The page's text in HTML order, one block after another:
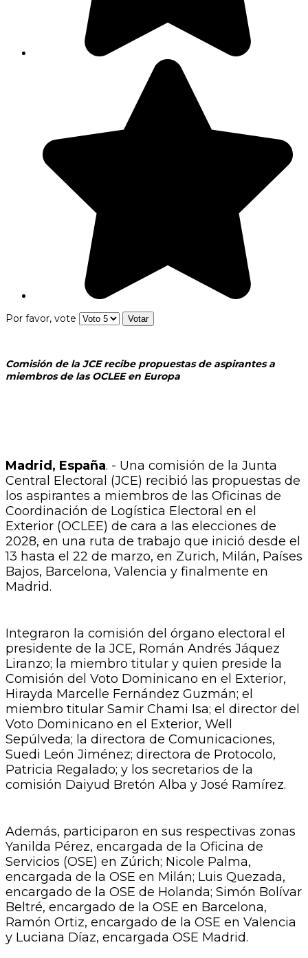
Por favor, vote
Comisión de la JCE recibe propuestas de aspirantes a
miembros de las OCLEE en Europa
Madrid, España. - Una comisión de la Junta
Central Electoral (JCE) recibió las propuestas de
los aspirantes a miembros de las Oficinas de
Coordinación de Logística Electoral en el
Exterior (OCLEE) de cara a las elecciones de
2028, en una ruta de trabajo que inició desde el
13 hasta el 22 de marzo, en Zurich, Milán, Países
Bajos, Barcelona, Valencia y finalmente en
Madrid.
Integraron la comisión del órgano electoral el
presidente de la JCE, Román Andrés Jáquez
Liranzo; la miembro titular y quien preside la
Comisión del Voto Dominicano en el Exterior,
Hirayda Marcelle Fernández Guzmán; el
miembro titular Samir Chami Isa; el director del
Voto Dominicano en el Exterior, Well
Sepúlveda; la directora de Comunicaciones,
Suedi León Jiménez; directora de Protocolo,
Patricia Regalado; y los secretarios de la
comisión Daiyud Bretón Alba y José Ramírez.
Además, participaron en sus respectivas zonas
Yanilda Pérez, encargada de la Oficina de
Servicios (OSE) en Zúrich; Nicole Palma,
encargada de la OSE en Milán; Luis Quezada,
encargado de la OSE de Holanda; Simón Bolívar
Beltré, encargado de la OSE en Barcelona,
Ramón Ortiz, encargado de la OSE en Valencia
y Luciana Díaz, encargada OSE Madrid.